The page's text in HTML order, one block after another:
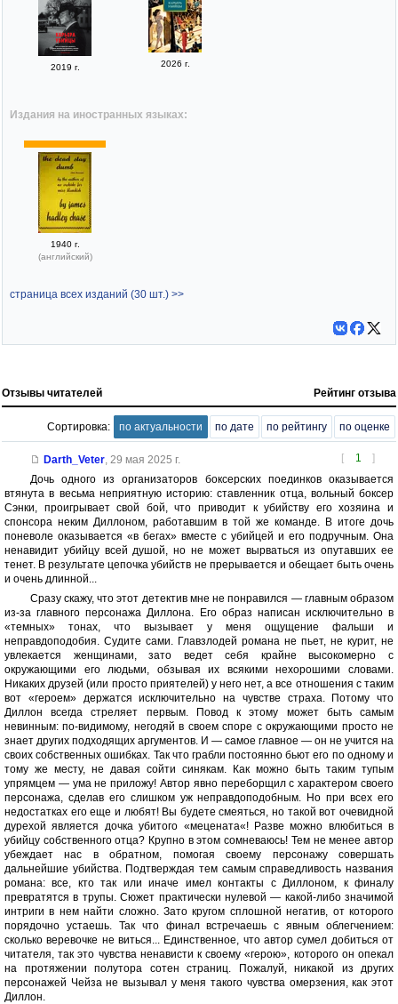
2019 г. 2026 г.
Издания на иностранных языках:
1940 г.
(английский)
страница всех изданий (30 шт.) >>
Отзывы читателей Рейтинг отзыва
Сортировка: по актуальности по дате по рейтингу по оценке
[ 1 ]
Darth_Veter, 29 мая 2025 г.
Дочь одного из организаторов боксерских поединков оказывается
втянута в весьма неприятную историю: ставленник отца, вольный боксер
Сэнки, проигрывает свой бой, что приводит к убийству его хозяина и
спонсора неким Диллоном, работавшим в той же команде. В итоге дочь
поневоле оказывается «в бегах» вместе с убийцей и его подручным. Она
ненавидит убийцу всей душой, но не может вырваться из опутавших ее
тенет. В результате цепочка убийств не прерывается и обещает быть очень
и очень длинной...
Сразу скажу, что этот детектив мне не понравился — главным образом
из-за главного персонажа Диллона. Его образ написан исключительно в
«темных» тонах, что вызывает у меня ощущение фальши и
неправдоподобия. Судите сами. Главзлодей романа не пьет, не курит, не
увлекается женщинами, зато ведет себя крайне высокомерно с
окружающими его людьми, обзывая их всякими нехорошими словами.
Никаких друзей (или просто приятелей) у него нет, а все отношения с таким
вот «героем» держатся исключительно на чувстве страха. Потому что
Диллон всегда стреляет первым. Повод к этому может быть самым
невинным: по-видимому, негодяй в своем споре с окружающими просто не
знает других подходящих аргументов. И — самое главное — он не учится на
своих собственных ошибках. Так что грабли постоянно бьют его по одному и
тому же месту, не давая сойти синякам. Как можно быть таким тупым
упрямцем — ума не приложу! Автор явно переборщил с характером своего
персонажа, сделав его слишком уж неправдоподобным. Но при всех его
недостатках его еще и любят! Вы будете смеяться, но такой вот очевидной
дурехой является дочка убитого «мецената«! Разве можно влюбиться в
убийцу собственного отца? Крупно в этом сомневаюсь! Тем не менее автор
убеждает нас в обратном, помогая своему персонажу совершать
дальнейшие убийства. Подтверждая тем самым справедливость названия
романа: все, кто так или иначе имел контакты с Диллоном, к финалу
превратятся в трупы. Сюжет практически нулевой — какой-либо значимой
интриги в нем найти сложно. Зато кругом сплошной негатив, от которого
порядочно устаешь. Так что финал встречаешь с явным облегчением:
сколько веревочке не виться... Единственное, что автор сумел добиться от
читателя, так это чувства ненависти к своему «герою», которого он опекал
на протяжении полутора сотен страниц. Пожалуй, никакой из других
персонажей Чейза не вызывал у меня такого чувства омерзения, как этот
Диллон.